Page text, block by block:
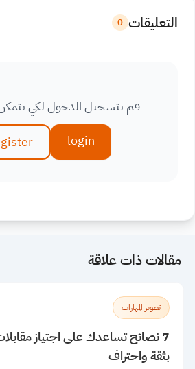
التعليقات 0
قم بتسجيل الدخول لكي
login
مقالات ذات علاقة
تطوير المهارات
7 نصائح تساعدك على اجتياز
بثقة واحتراف